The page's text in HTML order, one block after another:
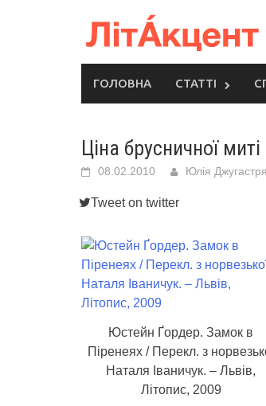
ГОЛОВНА СТАТТІ
Ціна брусничної миті
08.02.2010 Юлія
Tweet on twitter
Юстейн Ґордер. Замок в
Піренеях / Перекл. з
Наталя Іваничук. – Львів,
Літопис, 2009